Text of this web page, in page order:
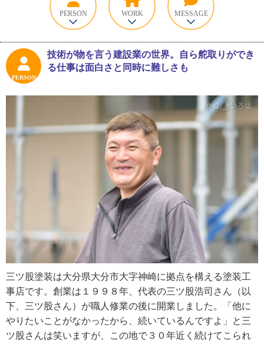
PERSON WORK MESSAGE
PERSON
技術が物を言う建設業の世界。自ら舵取りができ
る仕事は面白さと同時に難しさも
三ツ股塗装は大分県大分市大字神崎に拠点を構える塗装工
事店です。創業は１９９８年、代表の三ツ股浩司さん（以
下、三ツ股さん）が職人修業の後に開業しました。「他に
やりたいことがなかったから、続いているんですよ」と三
ツ股さんは笑いますが、この地で３０年近く続けてこられ